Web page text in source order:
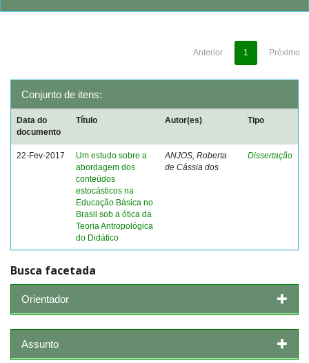
Anterior 1 Próximo
Conjunto de itens:
Data do
documento
Título Autor(es) Tipo
22-Fev-2017
Um estudo sobre a
abordagem dos
conteúdos
estocásticos na
Educação Básica no
Brasil sob a ótica da
Teoria Antropológica
do Didático
ANJOS, Roberta
de Cássia dos
Dissertação
Busca facetada
Orientador
Assunto